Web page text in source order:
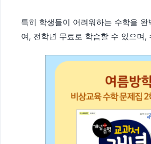
특히 학생들이 어려워하는 수학을
여, 전학년 무료로 학습할 수 있으며